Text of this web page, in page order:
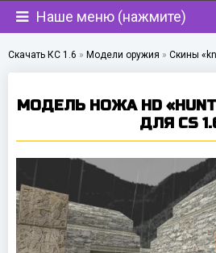
Наше меню (нажмите)
Скачать КС 1.6 » Модели оружия » Скины
МОДЕЛЬ НОЖА HD
ДЛЯ CS